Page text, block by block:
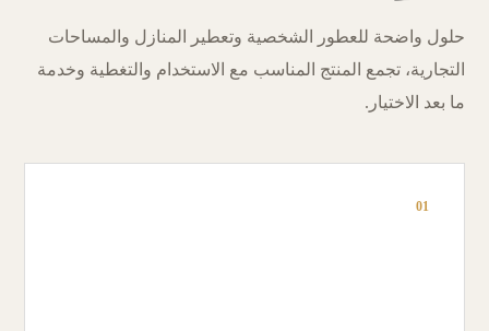
حلول واضحة للعطور الشخصية وتعطير المنازل والمساحات
التجارية، تجمع المنتج المناسب مع الاستخدام والتغطية وخدمة
ما بعد الاختيار.
01